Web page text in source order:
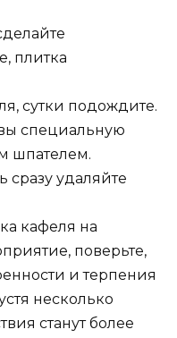
плитка
сутки подождите.
специальную
шпателем.
удаляйте
кафеля на
поверьте,
и терпения
несколько
станут более